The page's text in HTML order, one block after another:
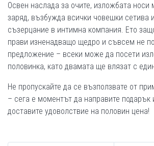
Освен наслада за очите, изложбата носи
заряд, възбужда всички човешки сетива
съзерцание в интимна компания. Ето
прави изненадващо щедро и съвсем не
предложение – всеки може да посети
половинка, като двамата ще влязат с
Не пропускайте да се възползвате от
– сега е моментът да направите подарък
доставите удоволствие на половин цена!